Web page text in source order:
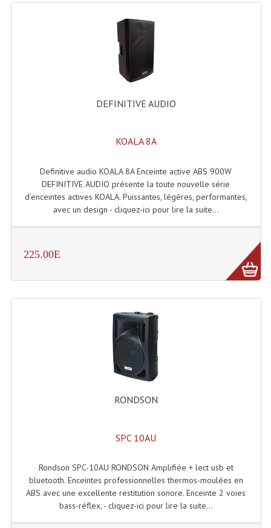
Liquides À Mousse
Nos Occasions Et Stock B
Karaoké Materiel Lecteur Etc...
Disque LD (30 Cm.)
CRÉER UN COMPTE
DEFINITIVE AUDIO
KOALA 8A
Definitive audio KOALA 8A Enceinte active ABS 900W
DEFINITIVE AUDIO présente la toute nouvelle série
d’enceintes actives KOALA. Puissantes, légères, performantes,
avec un design - cliquez-ici pour lire la suite...
225.00E
RONDSON
SPC 10AU
Rondson SPC-10AU RONDSON Amplifiée + lect usb et
bluetooth. Enceintes professionnelles thermos-moulées en
ABS avec une excellente restitution sonore. Enceinte 2 voies
bass-réflex, - cliquez-ici pour lire la suite...